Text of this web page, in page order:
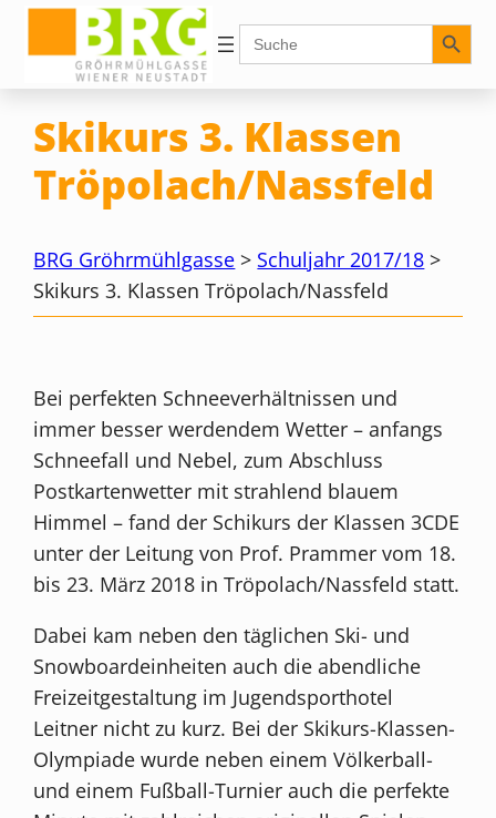
Inhalt
springen
Search
for:
Search Button
Skikurs 3. Klassen
Tröpolach/Nassfeld
BRG Gröhrmühlgasse > Schuljahr 2017/18 >
Skikurs 3. Klassen Tröpolach/Nassfeld
Bei perfekten Schneeverhältnissen und
immer besser werdendem Wetter – anfangs
Schneefall und Nebel, zum Abschluss
Postkartenwetter mit strahlend blauem
Himmel – fand der Schikurs der Klassen 3CDE
unter der Leitung von Prof. Prammer vom 18.
bis 23. März 2018 in Tröpolach/Nassfeld statt.
Dabei kam neben den täglichen Ski- und
Snowboardeinheiten auch die abendliche
Freizeitgestaltung im Jugendsporthotel
Leitner nicht zu kurz. Bei der Skikurs-Klassen-
Olympiade wurde neben einem Völkerball-
und einem Fußball-Turnier auch die perfekte